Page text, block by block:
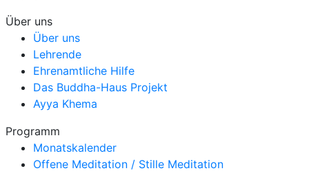
Über uns
Über uns
Lehrende
Ehrenamtliche Hilfe
Das Buddha-Haus Projekt
Ayya Khema
Programm
Monatskalender
Offene Meditation / Stille Meditation